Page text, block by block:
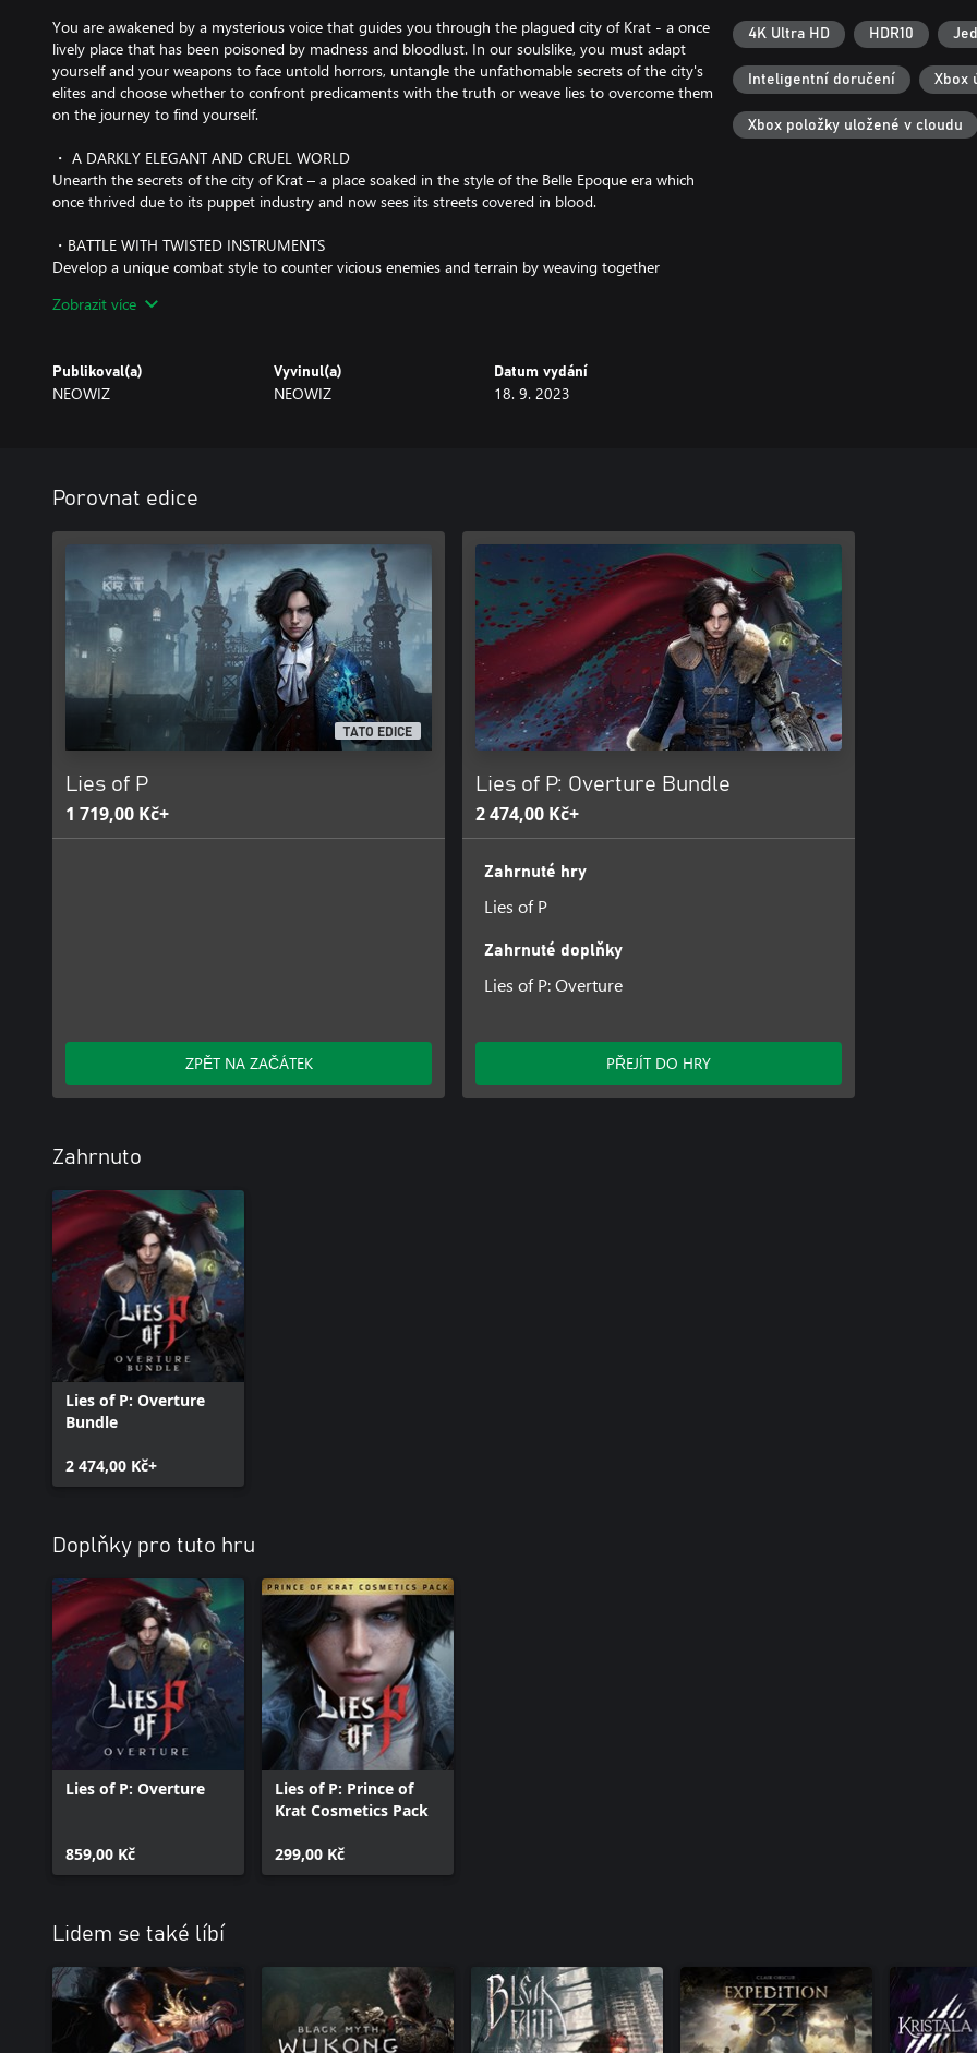
You are awakened by a mysterious voice that guides you through the plagued city of Krat - a once
lively place that has been poisoned by madness and bloodlust. In our soulslike, you must adapt
yourself and your weapons to face untold horrors, untangle the unfathomable secrets of the city's
elites and choose whether to confront predicaments with the truth or weave lies to overcome them
on the journey to find yourself.
・ A DARKLY ELEGANT AND CRUEL WORLD
Unearth the secrets of the city of Krat – a place soaked in the style of the Belle Epoque era which
once thrived due to its puppet industry and now sees its streets covered in blood.
・BATTLE WITH TWISTED INSTRUMENTS
Develop a unique combat style to counter vicious enemies and terrain by weaving together
in sorrow or despair by lying…or you can choose to tell the truth.
Experience the beloved fairy tale of Pinocchio reinterpreted as a dark, grim narrative that allows
players to discover the secrets and symbols hidden within the world of Lies of P.
Zobrazit více
Publikoval(a)
NEOWIZ
Vyvinul(a)
NEOWIZ
Datum vydání
18. 9. 2023
4K Ultra HD HDR10
Inteligentní doručení Xbox
Xbox položky uložené v cloudu
Porovnat edice
TATO EDICE
Lies of P
1 719,00 Kč+
ZPĚT NA ZAČÁTEK
Lies of P: Overture Bundle
2 474,00 Kč+
Zahrnuté hry
Lies of P
Zahrnuté doplňky
Lies of P: Overture
PŘEJÍT DO HRY
Zahrnuto
Lies of P: Overture
Bundle
2 474,00 Kč+
Doplňky pro tuto hru
Lies of P: Overture
859,00 Kč
Lies of P: Prince of
Krat Cosmetics Pack
299,00 Kč
Lidem se také líbí